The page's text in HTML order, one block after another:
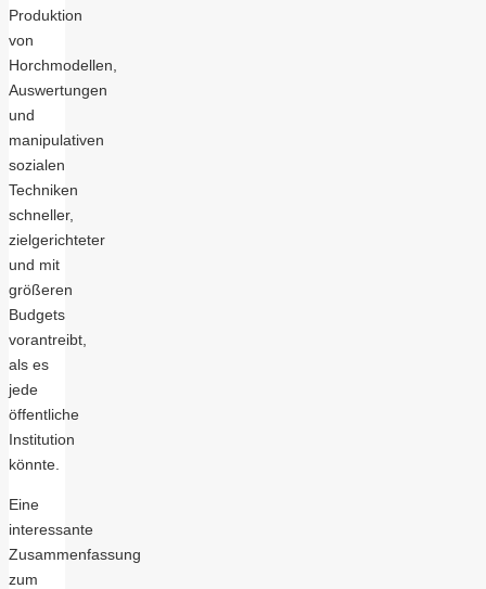
Produktion
von
Horchmodellen,
Auswertungen
und
manipulativen
sozialen
Techniken
schneller,
zielgerichteter
und mit
größeren
Budgets
vorantreibt,
als es
jede
öffentliche
Institution
könnte.
Eine
interessante
Zusammenfassung
zum